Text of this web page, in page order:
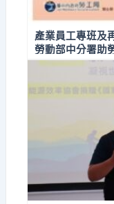
產業員工專班
勞動部中分署助